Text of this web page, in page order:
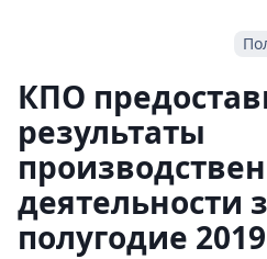
КПО
результаты
деятельности
полугодие